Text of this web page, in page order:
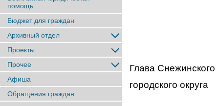
помощь
Бюджет для граждан
Архивный отдел
Проекты
Прочее
Афиша
Обращения граждан
Глава Снежинского